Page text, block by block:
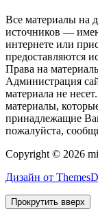
Все материалы на
источников —
интернете или
предоставляются
Права на
Администрация
материала не
материалы,
принадлежащие
пожалуйста,
Copyright © 2026
Дизайн от
Прокрутить вверх